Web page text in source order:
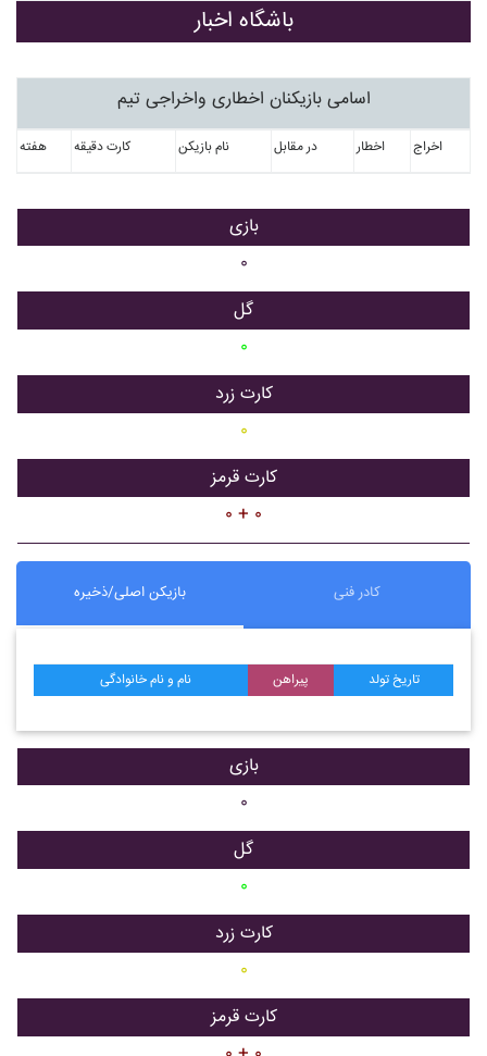
باشگاه اخبار
اسامی بازیکنان اخطاری واخراجی تیم
هفته کارت دقیقه نام بازیکن در مقابل اخطار اخراج
بازی
۰
گل
۰
کارت زرد
۰
کارت قرمز
۰ + ۰
بازیکن اصلی/ذخیره کادر فنی
نام و نام خانوادگی پیراهن تاریخ تولد
بازی
۰
گل
۰
کارت زرد
۰
کارت قرمز